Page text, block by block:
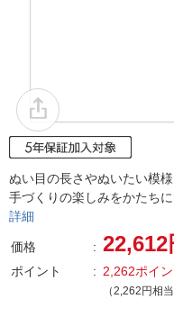
ぬい目の長さやぬいたい模
手づくりの楽しみをかたち
詳細
価格 22,612
ポイント 2,262ポイン
（2,262円相当